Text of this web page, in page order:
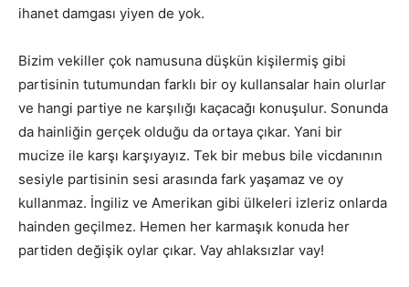
ihanet damgası yiyen de yok.
Bizim vekiller çok namusuna düşkün kişilermiş gibi
partisinin tutumundan farklı bir oy kullansalar hain olurlar
ve hangi partiye ne karşılığı kaçacağı konuşulur. Sonunda
da hainliğin gerçek olduğu da ortaya çıkar. Yani bir
mucize ile karşı karşıyayız. Tek bir mebus bile vicdanının
sesiyle partisinin sesi arasında fark yaşamaz ve oy
kullanmaz. İngiliz ve Amerikan gibi ülkeleri izleriz onlarda
hainden geçilmez. Hemen her karmaşık konuda her
partiden değişik oylar çıkar. Vay ahlaksızlar vay!